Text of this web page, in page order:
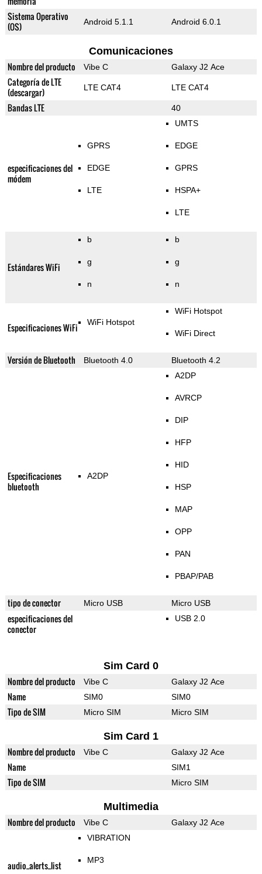
Sistema Operativo
(OS)
Android 5.1.1 Android 6.0.1
Comunicaciones
Nombre del producto Vibe C Galaxy J2 Ace
Categoría de LTE
(descargar)
LTE CAT4 LTE CAT4
Bandas LTE 40
especificaciones del
módem
GPRS
EDGE
LTE
UMTS
EDGE
GPRS
HSPA+
LTE
Estándares WiFi
b
g
n
b
g
n
Especificaciones WiFi WiFi Hotspot
WiFi Hotspot
WiFi Direct
Versión de Bluetooth Bluetooth 4.0 Bluetooth 4.2
Especificaciones
bluetooth
A2DP
A2DP
AVRCP
DIP
HFP
HID
HSP
MAP
OPP
PAN
PBAP/PAB
tipo de conector Micro USB Micro USB
especificaciones del
conector
USB 2.0
Sim Card 0
Nombre del producto Vibe C Galaxy J2 Ace
Name SIM0 SIM0
Tipo de SIM Micro SIM Micro SIM
Sim Card 1
Nombre del producto Vibe C Galaxy J2 Ace
Name SIM1
Tipo de SIM Micro SIM
Multimedia
Nombre del producto Vibe C Galaxy J2 Ace
audio_alerts_list
VIBRATION
MP3